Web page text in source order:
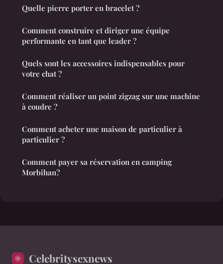
Quelle pierre porter en bracelet ?
Comment construire et diriger une équipe
performante en tant que leader ?
Quels sont les accessoires indispensables pour
votre chat ?
Comment réaliser un point zigzag sur une machine
à coudre ?
Comment acheter une maison de particulier à
particulier ?
Comment payer sa réservation en camping
Morbihan?
Celebritysexnews